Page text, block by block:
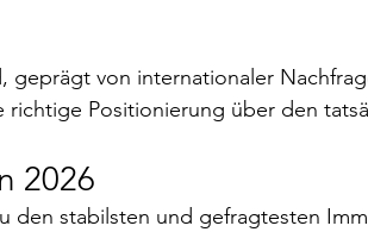
geprägt von internationaler
Positionierung über den
2026
den stabilsten und gefragtesten